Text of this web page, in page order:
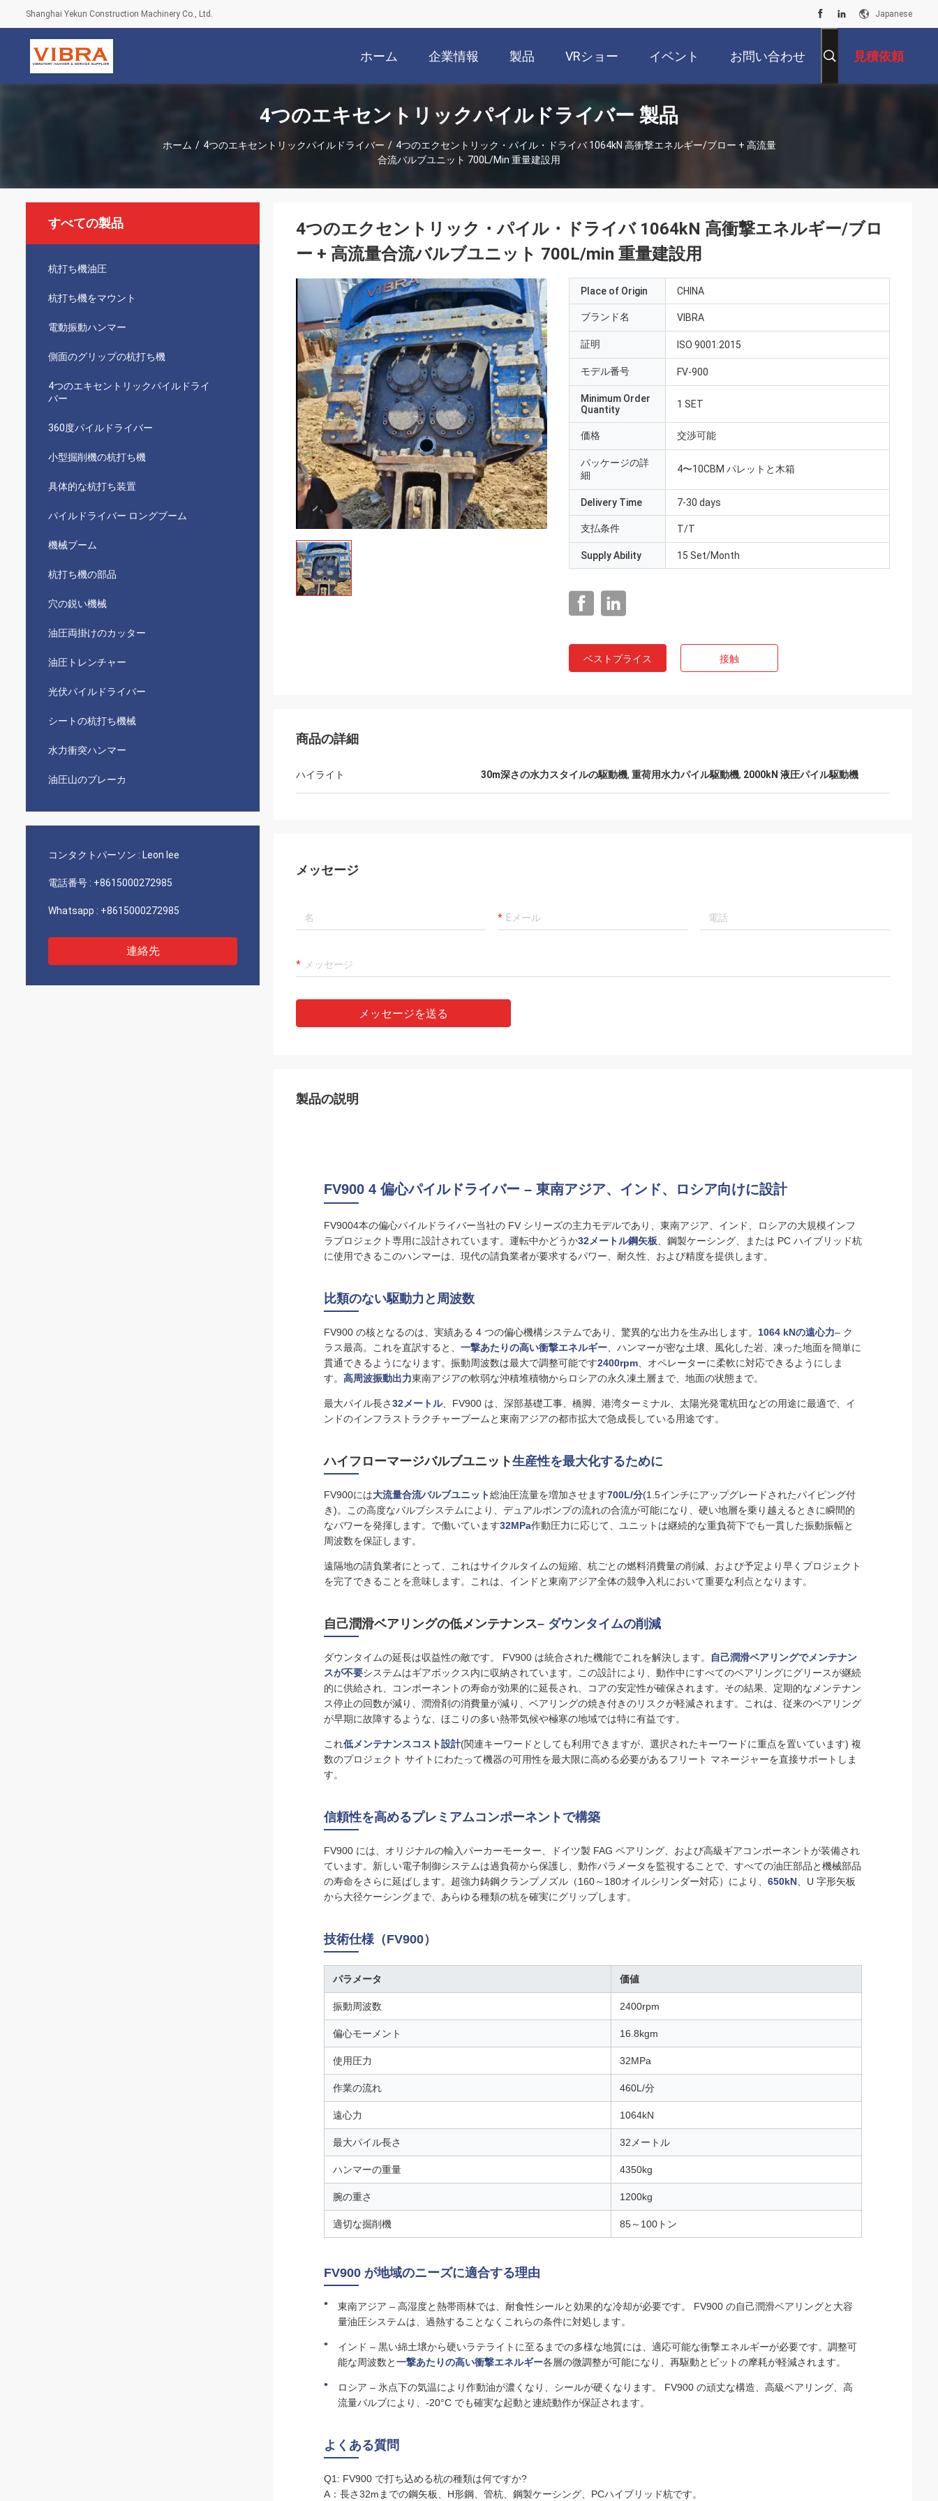
Shanghai Yekun Construction Machinery Co., Ltd. Japanese
ホーム 企業情報 製品 VRショー イベント お問い合わせ 見積依頼
4つのエキセントリックパイルドライバー 製品
ホーム / 4つのエキセントリックパイルドライバー / 4つのエクセントリック・パイル・ドライバ 1064kN 高衝撃エネルギー/ブロー + 高流量
合流バルブユニット 700L/min 重量建設用
すべての製品
杭打ち機油圧
杭打ち機をマウント
電動振動ハンマー
側面のグリップの杭打ち機
4つのエキセントリックパイルドライ
バー
360度パイルドライバー
小型掘削機の杭打ち機
具体的な杭打ち装置
パイルドライバー ロングブーム
機械ブーム
杭打ち機の部品
穴の鋭い機械
油圧両掛けのカッター
油圧トレンチャー
光伏パイルドライバー
シートの杭打ち機械
水力衝突ハンマー
油圧山のブレーカ
コンタクトパーソン : Leon lee
電話番号 : +8615000272985
Whatsapp : +8615000272985
連絡先
4つのエクセントリック・パイル・ドライバ 1064kN 高衝撃エネルギー/ブロ
ー + 高流量合流バルブユニット 700L/min 重量建設用
Place of Origin CHINA
ブランド名 VIBRA
証明 ISO 9001:2015
モデル番号 FV-900
Minimum Order
Quantity
1 SET
価格 交渉可能
パッケージの詳
細
4〜10CBM パレットと木箱
Delivery Time 7-30 days
支払条件 T/T
Supply Ability 15 Set/Month
ベストプライス 接触
商品の詳細
ハイライト 30m深さの水力スタイルの駆動機, 重荷用水力パイル駆動機, 2000kN 液圧パイル駆動機
メッセージ
メッセージを送る
製品の説明
FV900 4 偏心パイルドライバー – 東南アジア、インド、ロシア向けに設計
FV9004本の偏心パイルドライバー当社の FV シリーズの主力モデルであり、東南アジア、インド、ロシアの大規模インフ
ラプロジェクト専用に設計されています。運転中かどうか32メートル鋼矢板 、鋼製ケーシング、または PC ハイブリッド杭
に使用できるこのハンマーは、現代の請負業者が要求するパワー、耐久性、および精度を提供します。
比類のない駆動力と周波数
FV900 の核となるのは、実績ある 4 つの偏心機構システムであり、驚異的な出力を生み出します。 1064 kNの遠心力– ク
ラス最高。これを直訳すると、 一撃あたりの高い衝撃エネルギー 、ハンマーが密な土壌、風化した岩、凍った地面を簡単に
貫通できるようになります。振動周波数は最大で調整可能です2400rpm 、オペレーターに柔軟に対応できるようにしま
す。 高周波振動出力東南アジアの軟弱な沖積堆積物からロシアの永久凍土層まで、地面の状態まで。
最大パイル長さ32メートル、FV900 は、深部基礎工事、橋脚、港湾ターミナル、太陽光発電杭田などの用途に最適で、イ
ンドのインフラストラクチャーブームと東南アジアの都市拡大で急成長している用途です。
ハイフローマージバルブユニット生産性を最大化するために
FV900には大流量合流バルブユニット総油圧流量を増加させます700L/分(1.5インチにアップグレードされたパイピング付
き)。この高度なバルブシステムにより、デュアルポンプの流れの合流が可能になり、硬い地層を乗り​​越えるときに瞬間的
なパワーを発揮します。で働いています32MPa作動圧力に応じて、ユニットは継続的な重負荷下でも一貫した振動振幅と
周波数を保証します。
遠隔地の請負業者にとって、これはサイクルタイムの短縮、杭ごとの燃料消費量の削減、および予定より早くプロジェクト
を完了できることを意味します。これは、インドと東南アジア全体の競争入札において重要な利点となります。
自己潤滑ベアリングの低メンテナンス– ダウンタイムの削減
ダウンタイムの延長は収益性の敵です。 FV900 は統合された機能でこれを解決します。
自己潤滑ベアリングでメンテナン
スが不要システムはギアボックス内に収納されています。この設計により、動作中にすべてのベアリングにグリースが継続
的に供給され、コンポーネントの寿命が効果的に延長され、コアの安定性が確保されます。その結果、定期的なメンテナン
ス停止の回数が減り、潤滑剤の消費量が減り、ベアリングの焼き付きのリスクが軽減されます。これは、従来のベアリング
が早期に故障するような、ほこりの多い熱帯気候や極寒の地域では特に有益です。
これ低メンテナンスコスト設計(関連キーワードとしても利用できますが、選択されたキーワードに重点を置いています) 複
数のプロジェクト サイトにわたって機器の可用性を最大限に高める必要があるフリート マネージャーを直接サポートしま
す。
信頼性を高めるプレミアムコンポーネントで構築
FV900 には、オリジナルの輸入パーカーモーター、ドイツ製 FAG ベアリング、および高級ギアコンポーネントが装備され
ています。新しい電子制御システムは過負荷から保護し、動作パラメータを監視することで、すべての油圧部品と機械部品
の寿命をさらに延ばします。超強力鋳鋼クランプノズル（160～180オイルシリンダー対応）により、 650kN 、U 字形矢板
から大径ケーシングまで、あらゆる種類の杭を確実にグリップします。
技術仕様（FV900）
パラメータ 価値
振動周波数 2400rpm
偏心モーメント 16.8kgm
使用圧力 32MPa
作業の流れ 460L/分
遠心力 1064kN
最大パイル長さ 32メートル
ハンマーの重量 4350kg
腕の重さ 1200kg
適切な掘削機 85～100トン
FV900 が地域のニーズに適合する理由
東南アジア – 高湿度と熱帯雨林では、耐食性シールと効果的な冷却が必要です。 FV900 の自己潤滑ベアリングと大容
量油圧システムは、過熱することなくこれらの条件に対処します。
インド – 黒い綿土壌から硬いラテライトに至るまでの多様な地質には、適応可能な衝撃エネルギーが必要です。調整可
能な周波数と一撃あたりの高い衝撃エネルギー各層の微調整が可能になり、再駆動とビットの摩耗が軽減されます。
ロシア – 氷点下の気温により作動油が濃くなり、シールが硬くなります。 FV900 の頑丈な構造、高級ベアリング、高
流量バルブにより、-20°C でも確実な起動と連続動作が保証されます。
よくある質問
Q1: FV900 で打ち込める杭の種類は何ですか?
A：長さ32mまでの鋼矢板、H形鋼、管杭、鋼製ケーシング、PCハイブリッド杭です。